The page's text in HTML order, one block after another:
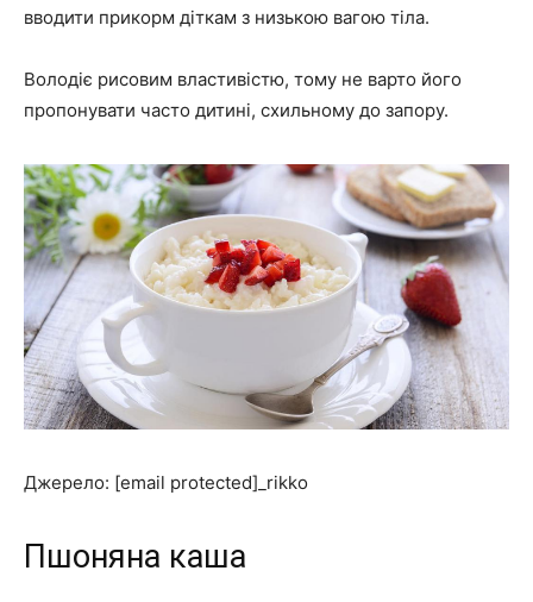
вводити прикорм діткам з низькою вагою тіла.
Володіє рисовим властивістю, тому не варто його
пропонувати часто дитині, схильному до запору.
Джерело: [email protected]_rikko
Пшоняна каша